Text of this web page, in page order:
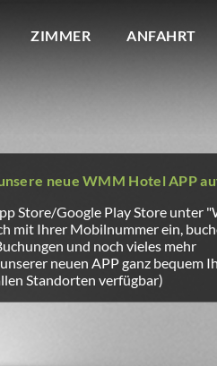
neue WMM Hotel APP
Store/Google Play Store unter
mit Ihrer Mobilnummer ein,
und noch vieles mehr
neuen APP ganz bequem
Standorten verfügbar)
ZIMMER ANFAHRT